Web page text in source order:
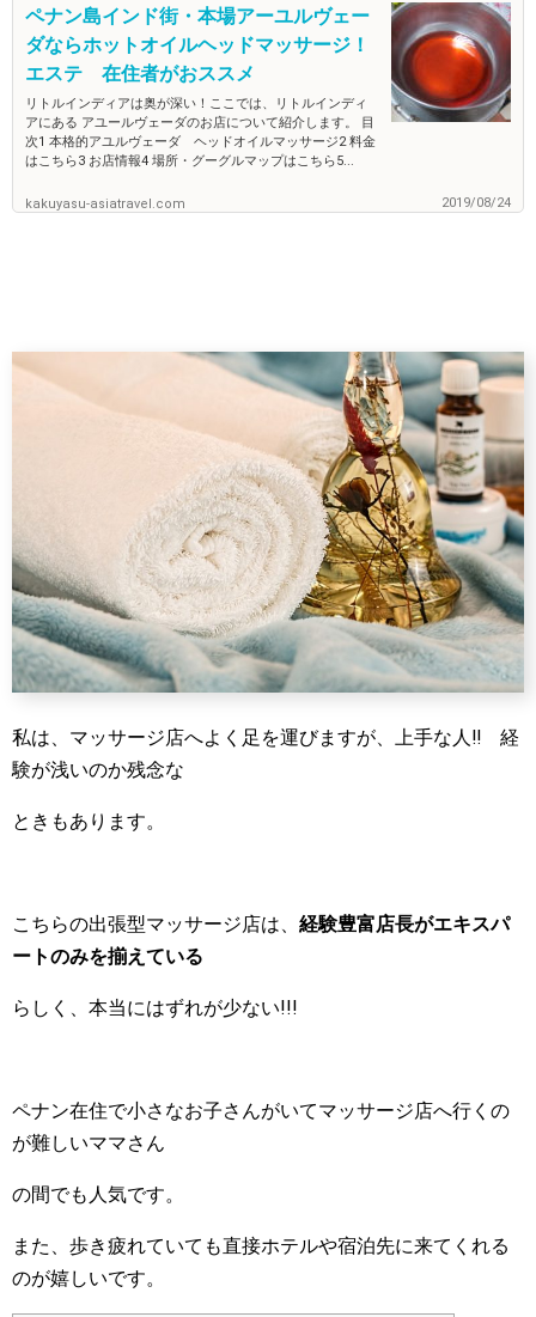
ペナン島インド街・本場アーユルヴェー
ダならホットオイルヘッドマッサージ！
エステ 在住者がおススメ
リトルインディアは奥が深い！ここでは、リトルインディ
アにある アユールヴェーダのお店について紹介します。 目
次1 本格的アユルヴェーダ ヘッドオイルマッサージ2 料金
はこちら3 お店情報4 場所・グーグルマップはこちら5...
kakuyasu-asiatravel.com 2019/08/24
私は、マッサージ店へよく足を運びますが、上手な人‼ 経
験が浅いのか残念な
ときもあります。
こちらの出張型マッサージ店は、 経験豊富店長がエキスパ
ートのみを揃えている
らしく、本当にはずれが少ない!!!
ペナン在住で小さなお子さんがいてマッサージ店へ行くの
が難しいママさん
の間でも人気です。
また、歩き疲れていても直接ホテルや宿泊先に来てくれる
のが嬉しいです。